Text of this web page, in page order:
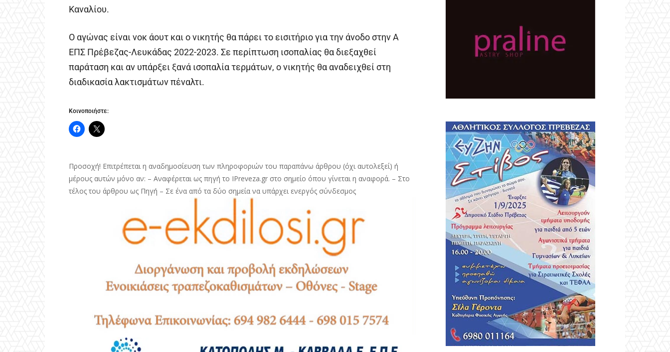
Καναλίου.
Ο αγώνας είναι νοκ άουτ και ο νικητής θα πάρει το εισιτήριο για την άνοδο στην Α
ΕΠΣ Πρέβεζας-Λευκάδας 2022-2023. Σε περίπτωση ισοπαλίας θα διεξαχθεί
παράταση και αν υπάρξει ξανά ισοπαλία τερμάτων, ο νικητής θα αναδειχθεί στη
διαδικασία λακτισμάτων πέναλτι.
Κοινοποιήστε:
Προσοχή! Επιτρέπεται η αναδημοσίευση των πληροφοριών του παραπάνω άρθρου (όχι αυτολεξεί) ή
μέρους αυτών μόνο αν: – Αναφέρεται ως πηγή το IPreveza.gr στο σημείο όπου γίνεται η αναφορά. – Στο
τέλος του άρθρου ως Πηγή – Σε ένα από τα δύο σημεία να υπάρχει ενεργός σύνδεσμος